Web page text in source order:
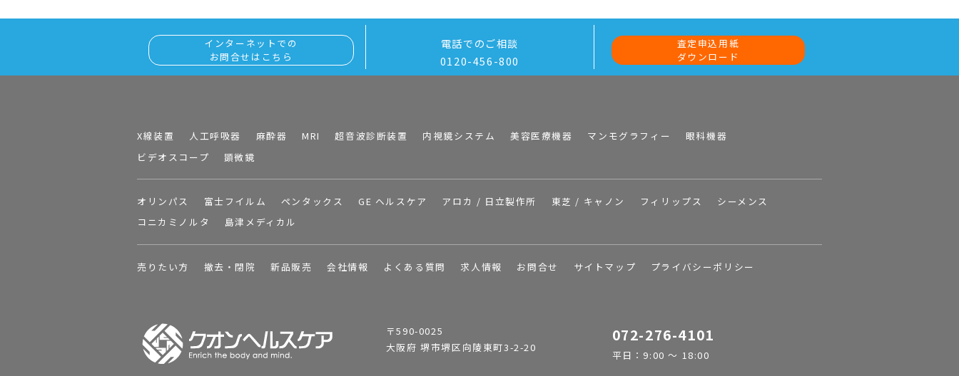
インターネットでの
お問合せはこちら
電話でのご相談
0120-456-800
査定申込用紙
ダウンロード
X線装置 人工呼吸器 麻酔器 MRI 超音波診断装置 内視鏡システム 美容医療機器 マンモグラフィー
眼科機器
ビデオスコープ
顕微鏡
オリンパス 富士フイルム ペンタックス GE ヘルスケア アロカ / 日立製作所 東芝 / キャノン フィリップス
シーメンス
コニカミノルタ
島津メディカル
売りたい方 撤去・閉院 新品販売 会社情報 よくある質問 求人情報 お問合せ サイトマップ プライバシーポリシー
〒590-0025
大阪府 堺市堺区向陵東町3-2-20
072-276-4101
平日：9:00 ～ 18:00